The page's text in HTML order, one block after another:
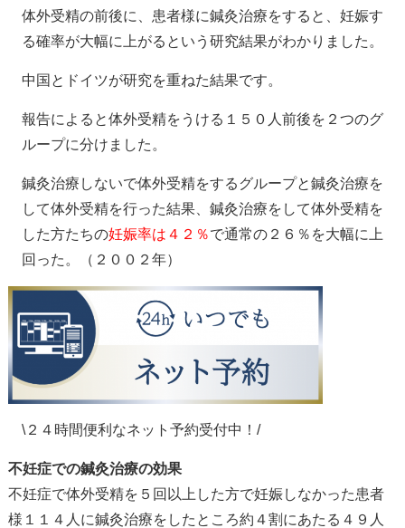
体外受精の前後に、患者様に鍼灸治療をすると、妊娠す
る確率が大幅に上がるという研究結果がわかりました。
中国とドイツが研究を重ねた結果です。
報告によると体外受精をうける１５０人前後を２つのグ
ループに分けました。
鍼灸治療しないで体外受精をするグループと鍼灸治療を
して体外受精を行った結果、鍼灸治療をして体外受精を
した方たちの妊娠率は４２％で通常の２６％を大幅に上
回った。（２００２年）
\２４時間便利なネット予約受付中！/
不妊症での鍼灸治療の効果
不妊症で体外受精を５回以上した方で妊娠しなかった患者
様１１４人に鍼灸治療をしたところ約４割にあたる４９人